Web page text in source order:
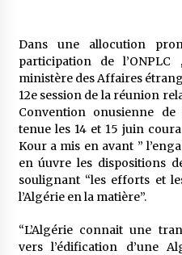
Dans une allocution
participation de
ministère des Affaires
12e session de la réunion
Convention onusienne
tenue les 14 et 15 juin
Kour a mis en avant ”
en úuvre les dispositions
soulignant “les efforts et
l’Algérie en la matière”.
“L’Algérie connait une
vers l’édification d’une